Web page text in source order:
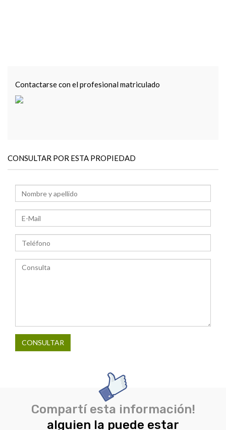
Contactarse con el profesional matriculado
CONSULTAR POR ESTA PROPIEDAD
CONSULTAR
Compartí esta información!
alguien la puede estar